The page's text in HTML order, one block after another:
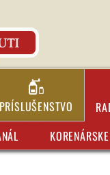
PRÍSLUŠENSTVO